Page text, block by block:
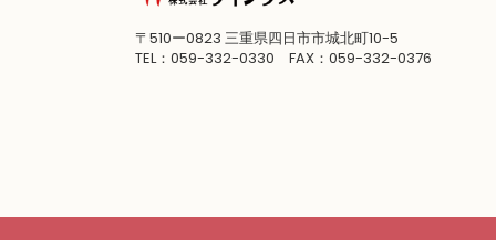
〒510ー0823 三重県四日市市城北町10-5
TEL：059-332-0330 FAX：059-332-0376